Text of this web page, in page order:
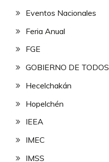
Eventos Nacionales
Feria Anual
FGE
GOBIERNO DE TODOS
Hecelchakán
Hopelchén
IEEA
IMEC
IMSS